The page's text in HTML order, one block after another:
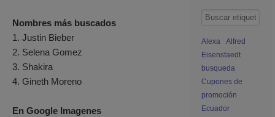
Nombres más buscados
1. Justin Bieber
2. Selena Gomez
3. Shakira
4. Gineth Moreno
En Google Imagenes
Alexa
Alfred
Eisenstaedt
busqueda
Cupones de
promoción
Ecuador